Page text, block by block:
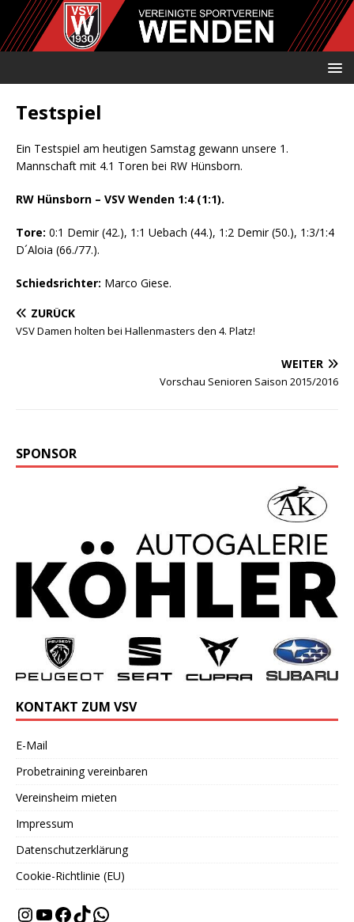
Testspiel
Ein Testspiel am heutigen Samstag gewann unsere 1.
Mannschaft mit 4.1 Toren bei RW Hünsborn.
RW Hünsborn – VSV Wenden 1:4 (1:1).
Tore: 0:1 Demir (42.), 1:1 Uebach (44.), 1:2 Demir (50.), 1:3/1:4
D´Aloia (66./77.).
Schiedsrichter: Marco Giese.
ZURÜCK
VSV Damen holten bei Hallenmasters den 4. Platz!
WEITER
Vorschau Senioren Saison 2015/2016
SPONSOR
KONTAKT ZUM VSV
E-Mail
Probetraining vereinbaren
Vereinsheim mieten
Impressum
Datenschutzerklärung
Cookie-Richtlinie (EU)